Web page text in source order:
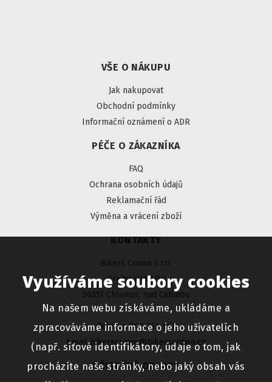
Využíváme soubory cookies
Na našem webu získáváme, ukládáme a
zpracováváme informace o jeho uživatelích
(např. síťové identifikátory, údaje o tom, jak
procházíte naše stránky, nebo jaký obsah vás
VŠE O NÁKUPU
Jak nakupovat
Obchodní podmínky
Informační oznámení o ADR
PÉČE O ZÁKAZNÍKA
FAQ
Ochrana osobních údajů
Reklamační řád
Výměna a vrácení zboží
KONTAKTY
Bikers Crown s.r.o.
Pražská 481/IV
50351 Chlumec nad Cidlinou
Telefon 800 313 333
Emailbikerscrown@bikerscrown.cz
UŽITEČNÉ ODKAZY